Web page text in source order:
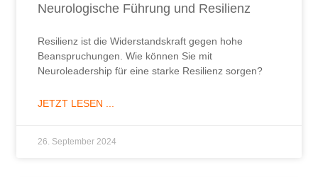
Neurologische Führung und Resilienz
Resilienz ist die Widerstandskraft gegen hohe
Beanspruchungen. Wie können Sie mit
Neuroleadership für eine starke Resilienz sorgen?
JETZT LESEN ...
26. September 2024